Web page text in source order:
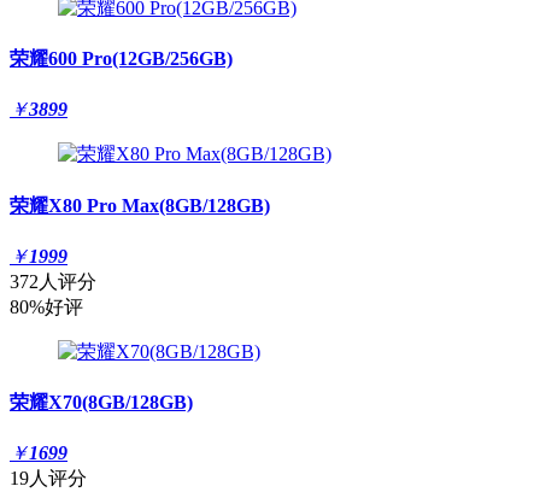
荣耀600 Pro(12GB/256GB)
￥3899
荣耀X80 Pro Max(8GB/128GB)
￥1999
372人评分
80%好评
荣耀X70(8GB/128GB)
￥1699
19人评分